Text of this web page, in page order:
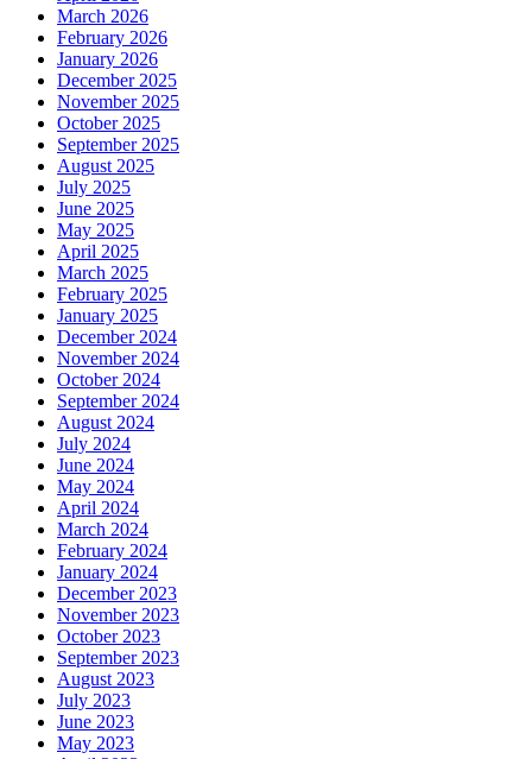
March 2026
February 2026
January 2026
December 2025
November 2025
October 2025
September 2025
August 2025
July 2025
June 2025
May 2025
April 2025
March 2025
February 2025
January 2025
December 2024
November 2024
October 2024
September 2024
August 2024
July 2024
June 2024
May 2024
April 2024
March 2024
February 2024
January 2024
December 2023
November 2023
October 2023
September 2023
August 2023
July 2023
June 2023
May 2023